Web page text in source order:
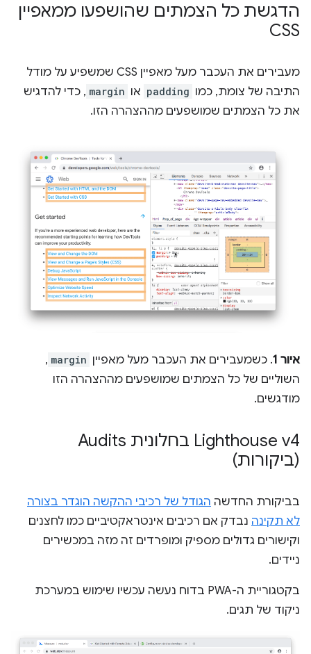
הדגשת כל הצמתים שהושפעו ממאפיין
CSS
מעבירים את העכבר מעל מאפיין CSS שמשפיע על מודל
התיבה של צומת, כמו padding או margin , כדי להדגיש
את כל הצמתים שמושפעים מההצהרה הזו.
איור 1 . כשמעבירים את העכבר מעל מאפיין margin
,
השוליים של כל הצמתים שמושפעים מההצהרה הזו
מודגשים.
‫Lighthouse v4 בחלונית Audits
(ביקורות)
בביקורת החדשה הגודל של רכיבי ההקשה הוגדר בצורה
לא תקינה נבדק אם רכיבים אינטראקטיביים כמו לחצנים
וקישורים גדולים מספיק ומופרדים זה מזה במכשירים
ניידים.
בקטגוריית ה-PWA בדוח נעשה עכשיו שימוש במערכת
ניקוד של תגים.